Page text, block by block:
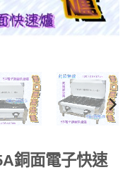
銅面電子快速